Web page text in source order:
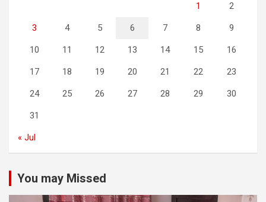
1 2
3 4 5 6 7 8 9
10 11 12 13 14 15 16
17 18 19 20 21 22 23
24 25 26 27 28 29 30
31
« Jul
You may Missed